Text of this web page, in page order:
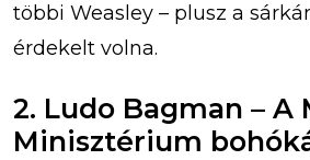
többi Weasley – plusz a
érdekelt volna.
2. Ludo Bagman – A
Minisztérium